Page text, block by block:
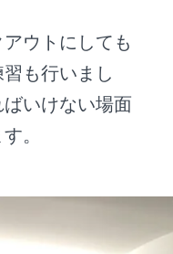
ウトにしても
も行いまし
いけない場面
。